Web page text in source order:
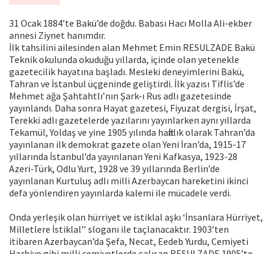
31 Ocak 1884’te Bakü’de doğdu. Babası Hacı Molla Ali-ekber
annesi Ziynet hanımdır.
İlk tahsilini ailesinden alan Mehmet Emin RESULZADE Bakü
Teknik okulunda okuduğu yıllarda, içinde olan yetenekle
gazetecilik hayatına başladı. Mesleki deneyimlerini Bakü,
Tahran ve İstanbul üçgeninde geliştirdi. İlk yazısı Tiflis’de
Mehmet ağa Şahtahtlı’nın Şark-ı Rus adlı gazetesinde
yayınlandı. Daha sonra Hayat gazetesi, Fiyuzat dergisi, İrşat,
Terekki adlı gazetelerde yazılarını yayınlarken aynı yıllarda
Tekamül, Yoldaş ve yine 1905 yılında haftalık olarak Tahran’da
yayınlanan ilk demokrat gazete olan Yeni İran’da, 1915-17
yıllarında İstanbul’da yayınlanan Yeni Kafkasya, 1923-28
Azeri-Türk, Odlu Yurt, 1928 ve 39 yıllarında Berlin’de
yayınlanan Kurtuluş adlı milli Azerbaycan hareketini ikinci
defa yönlendiren yayınlarda kalemi ile mücadele verdi.
Onda yerleşik olan hürriyet ve istiklal aşkı ‘İnsanlara Hürriyet,
Milletlere İstiklal’’ sloganı ile taçlanacaktır. 1903’ten
itibaren Azerbaycan’da Şefa, Necat, Eedeb Yurdu, Cemiyeti